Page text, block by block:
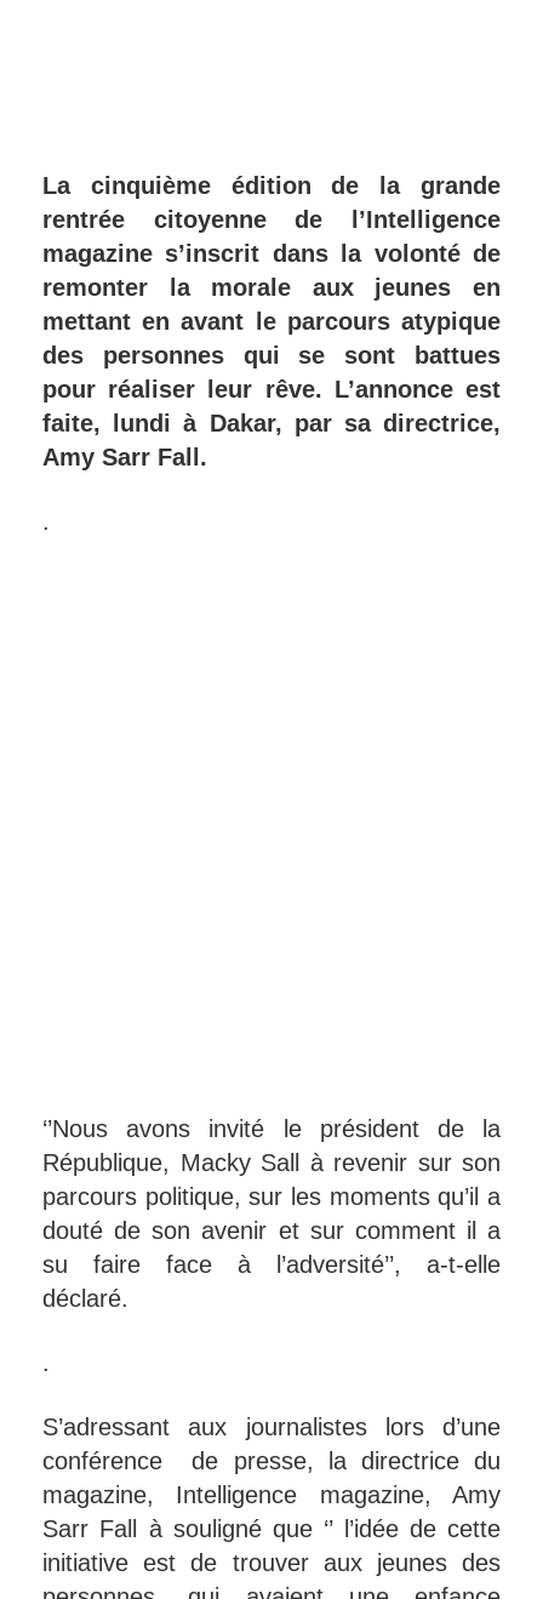
La cinquième édition de la grande
rentrée citoyenne de l’Intelligence
magazine s’inscrit dans la volonté de
remonter la morale aux jeunes en
mettant en avant le parcours atypique
des personnes qui se sont battues
pour réaliser leur rêve. L’annonce est
faite, lundi à Dakar, par sa directrice,
Amy Sarr Fall.
.
‘’Nous avons invité le président de la
République, Macky Sall à revenir sur son
parcours politique, sur les moments qu’il a
douté de son avenir et sur comment il a
su faire face à l’adversité’’, a-t-elle
déclaré.
.
S’adressant aux journalistes lors d’une
conférence de presse, la directrice du
magazine, Intelligence magazine, Amy
Sarr Fall à souligné que ‘’ l’idée de cette
initiative est de trouver aux jeunes des